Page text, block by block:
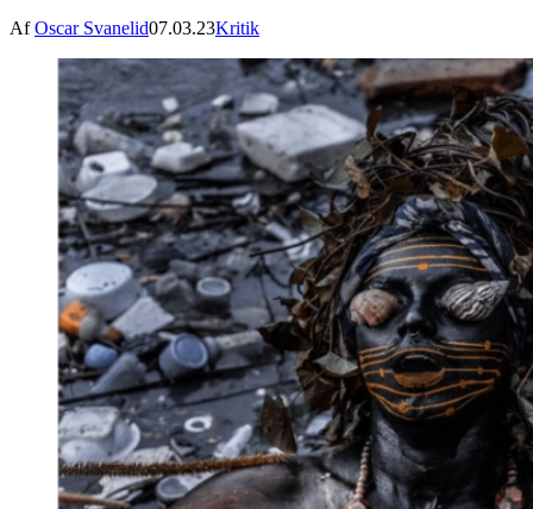
AfOscar Svanelid07.03.23Kritik